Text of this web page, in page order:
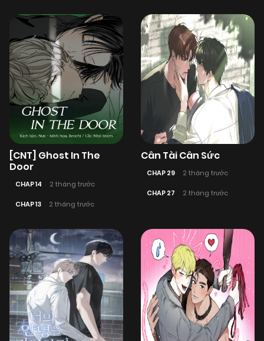
[CNT] Ghost In The
Door
CHAP 14 2 tháng trước
CHAP 13 2 tháng trước
Cân Tài Cân Sức
CHAP 29 2 tháng trước
CHAP 27 2 tháng trước